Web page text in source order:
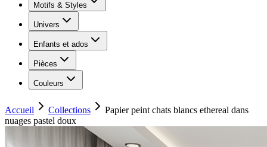
Motifs & Styles
Univers
Enfants et ados
Pièces
Couleurs
Accueil Collections
Papier peint chats blancs ethereal dans
nuages pastel doux